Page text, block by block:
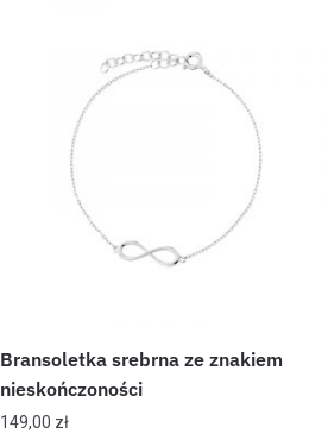
Bransoletka srebrna ze znakiem
nieskończoności
149,00 zł